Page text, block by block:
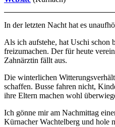
In der letzten Nacht hat es
Als ich aufstehe, hat Uschi schon
freizumachen. Der für heute
Zahnärztin fällt aus.
Die winterlichen
schaffen. Busse fahren nicht,
ihre Eltern machen wohl
Ich gönne mir am Nachmittag
Kürnacher Wachtelberg und hole